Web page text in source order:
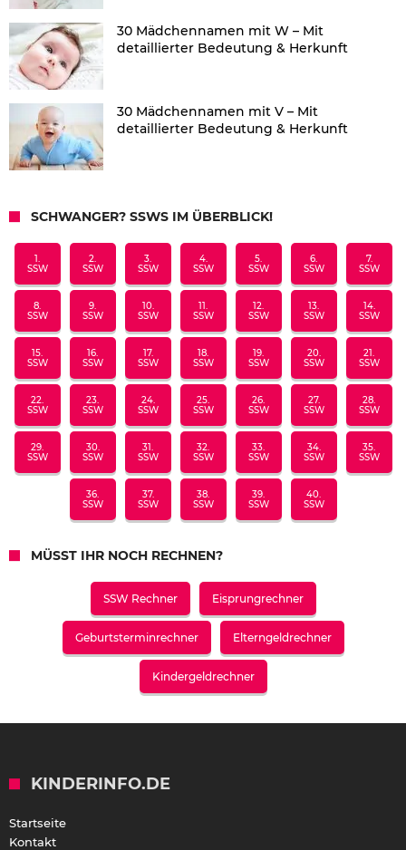
30 Mädchennamen mit W – Mit
detaillierter Bedeutung & Herkunft
30 Mädchennamen mit V – Mit
detaillierter Bedeutung & Herkunft
SCHWANGER? SSWS IM ÜBERBLICK!
1.
SSW
2.
SSW
3.
SSW
4.
SSW
5.
SSW
6.
SSW
7.
SSW
8.
SSW
9.
SSW
10.
SSW
11.
SSW
12.
SSW
13.
SSW
14.
SSW
15.
SSW
16.
SSW
17.
SSW
18.
SSW
19.
SSW
20.
SSW
21.
SSW
22.
SSW
23.
SSW
24.
SSW
25.
SSW
26.
SSW
27.
SSW
28.
SSW
29.
SSW
30.
SSW
31.
SSW
32.
SSW
33.
SSW
34.
SSW
35.
SSW
36.
SSW
37.
SSW
38.
SSW
39.
SSW
40.
SSW
MÜSST IHR NOCH RECHNEN?
SSW Rechner Eisprungrechner
Geburtsterminrechner Elterngeldrechner
Kindergeldrechner
KINDERINFO.DE
Startseite
Kontakt